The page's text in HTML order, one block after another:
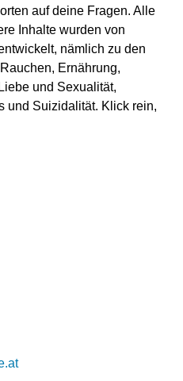
auf deine Fragen. Alle
Inhalte wurden von
nämlich zu den
Ernährung,
und Sexualität,
und Suizidalität. Klick rein,